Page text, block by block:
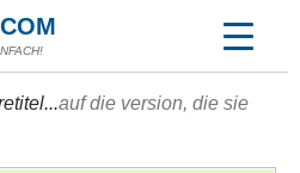
auf die version, die sie